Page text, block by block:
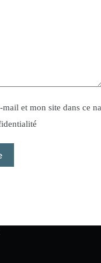
et mon site dans ce